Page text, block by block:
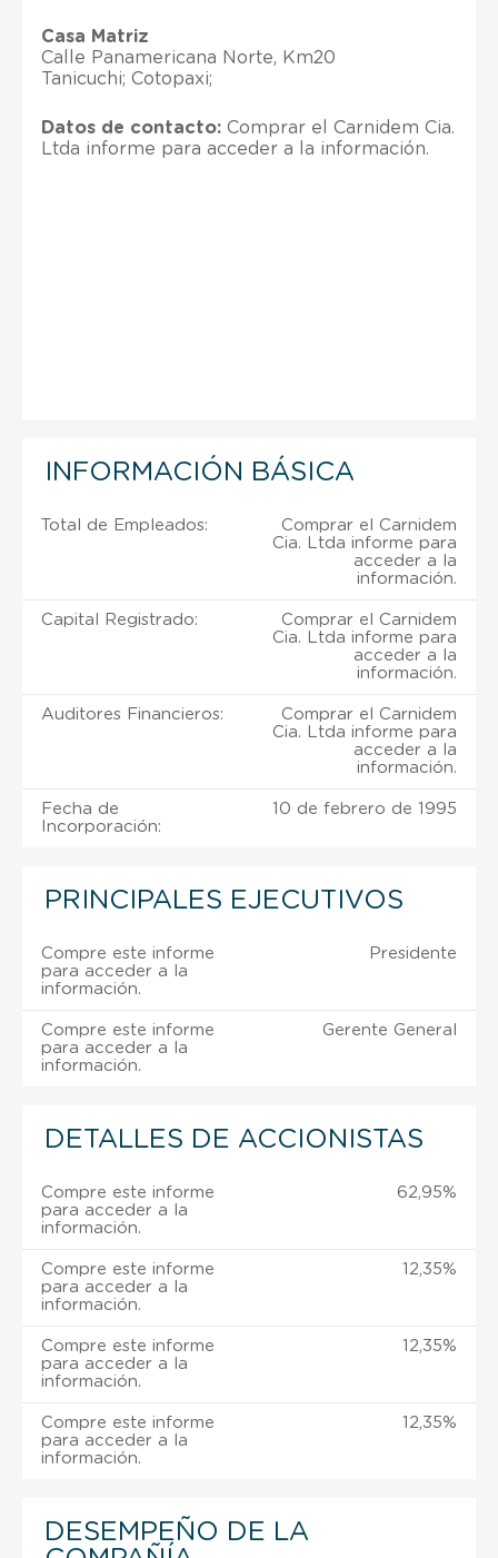
Casa Matriz
Calle Panamericana Norte, Km20
Tanicuchi; Cotopaxi;
Datos de contacto: Comprar el Carnidem Cia.
Ltda informe para acceder a la información.
INFORMACIÓN BÁSICA
Total de Empleados:
Comprar el Carnidem
Cia. Ltda informe para
acceder a la
información.
Capital Registrado:
Comprar el Carnidem
Cia. Ltda informe para
acceder a la
información.
Auditores Financieros:
Comprar el Carnidem
Cia. Ltda informe para
acceder a la
información.
Fecha de
Incorporación:
10 de febrero de 1995
PRINCIPALES EJECUTIVOS
Compre este informe
para acceder a la
información.
Presidente
Compre este informe
para acceder a la
información.
Gerente General
DETALLES DE ACCIONISTAS
Compre este informe
para acceder a la
información.
62,95%
Compre este informe
para acceder a la
información.
12,35%
Compre este informe
para acceder a la
información.
12,35%
Compre este informe
para acceder a la
información.
12,35%
DESEMPEÑO DE LA